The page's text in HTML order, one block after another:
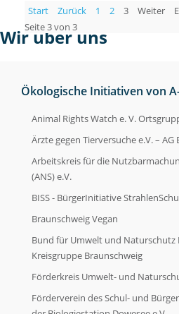
Wir über uns
FAQ
Kontakt
Kontakt
Start Zurück 1 2 3 Weiter
Seite 3 von 3
Ökologische Initiativen von
Animal Rights Watch e. V.
Ärzte gegen Tierversuche e.V. – AG
Arbeitskreis für die
(ANS) e.V.
BISS - BürgerInitiative
Braunschweig Vegan
Bund für Umwelt und Naturschutz
Kreisgruppe Braunschweig
Förderkreis Umwelt- und
Förderverein des Schul- und